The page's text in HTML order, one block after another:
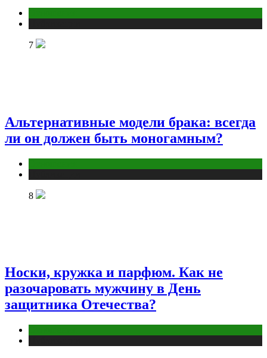
7
Альтернативные модели брака: всегда
ли он должен быть моногамным?
8
Носки, кружка и парфюм. Как не
разочаровать мужчину в День
защитника Отечества?